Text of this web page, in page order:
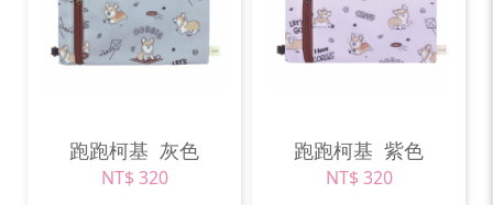
跑跑柯基 灰色
NT$ 320
跑跑柯基 紫色
NT$ 320